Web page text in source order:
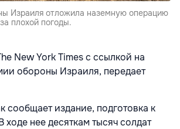
Израиля отложила наземную операцию
плохой погоды.
New York Times c ссылкой на
обороны Израиля, передает
сообщает издание, подготовка к
ходе нее десяткам тысяч солдат